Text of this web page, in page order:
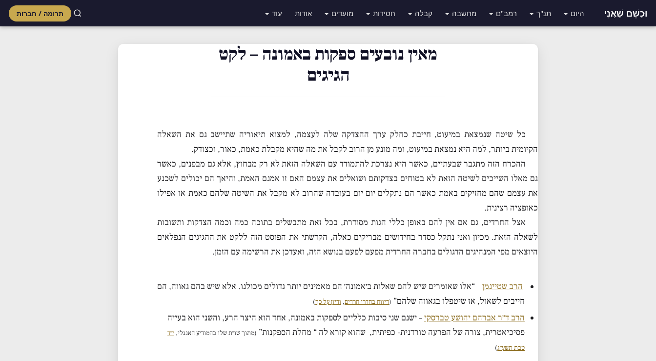
וּכְשֵׁם שֶׁאֲנִי היום תנ"ך רמב"ם מחשבה קבלה חסידות מועדים אודות עוד תרומה / חברות
מאין נובעים ספקות באמונה – לקט
הגיגים
כל שיטה שנמצאת במיעוט, חייבת כחלק ערך ההצדקה שלה לעצמה, למצוא תיאוריה שתיישב גם את השאלה
הקיומית ביותר, למה היא נמצאת במיעוט, ומה מונע מן הרוב לקבל את מה שהיא מקבלת כאמת, כאור, וכצודק.
ההכרח הזה מתגבר שבעתיים, כאשר היא נצרכת להתמודד עם השאלה הזאת לא רק מבחוץ, אלא גם מבפנים, כאשר
גם מאלו השייכים לשיטה הזאת לא בטוחים בצדקותם ושואלים את עצמם האם זו אמנם האמת, והיאך הם יכולים לשכנע
את עצמם שהם מחזיקים באמת כאשר הם נתקלים יום יום בעובדה שהרוב לא מקבל את השיטה שלהם כאמת או אפילו
כאופציה רצינית.
אצל החרדים, גם אם אין להם באופן כללי הגות מסודרת, בכל זאת מתבשלים בתוכה כמה וכמה הצדקות ותשובות
לשאלה הזאת. מכיון ואני נתקל כסדר בחידושים מבריקים כאלה, הקדשתי את הפוסט הזה ללקט את ההגיגים הנפלאים
היוצאים מפי המנהיגים הדגולים בחברה החרדית מפעם לפעם בנושא הזה, ואעדכן את הרשימה עם הזמן.
הרב שטיינמן– “אלו שאומרים שיש להם שאלות ב׳אמונה׳ הם מאמינים יותר גדולים מכולנו. אלא שיש בהם גאווה, הם
חייבים לשאול, אז שיטפלו בגאווה שלהם” (דיווח בחדרי חרדים, ודיון על כך)
הרב ד״ר אברהם יהושע טברסקי– ישנם שני סיבות כלליים לספקות באמונה, אחד הוא היצר הרע, והשני הוא בעייה
פסיכיאטרית, צורה של הפרעה טורדנית- כפיתית, שהוא קורא לה “ מחלת הספקנות” (מתוך שו״ת שלו בהמודיע האנגלי, י״ד
טבת תשע״ג)